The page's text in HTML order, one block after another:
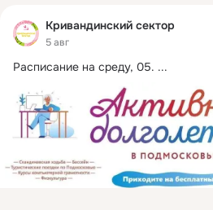
Кривандинский сектор
5 авг
Расписание на среду, 05. ...